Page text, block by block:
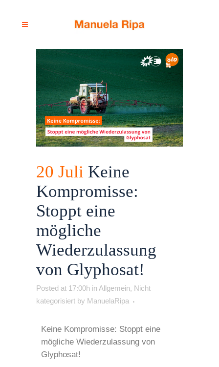
20 Juli Keine
Kompromisse:
Stoppt eine
mögliche
Wiederzulassung
von Glyphosat!
Posted at 17:00h inAllgemein, Nicht
kategorisiert by ManuelaRipa
Keine Kompromisse: Stoppt eine
mögliche Wiederzulassung von
Glyphosat!